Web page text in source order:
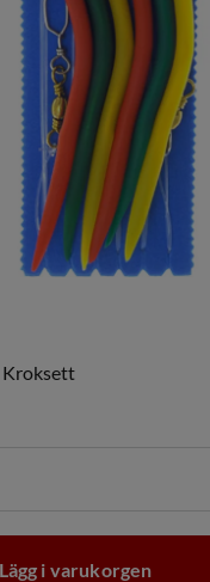
Kroksett
Lägg i varukorgen